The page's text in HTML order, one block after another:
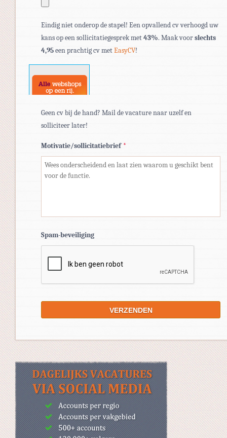
bestandstypen:
pdf,
doc,
docx.
Eindig niet onderop de stapel! Een opvallend cv verhoogd uw
kans op een sollicitatiegesprek met43%. Maak voorslechts
4,95een prachtig cv metEasyCV!
Geen cv bij de hand? Mail de vacature naar uzelf en
solliciteer later!
Motivatie/sollicitatiebrief *
Spam-beveiliging